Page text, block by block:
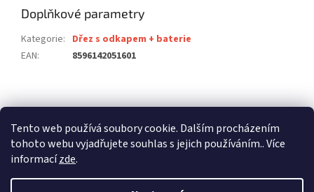
Tento web používá soubory cookie. Dalším procházením
tohoto webu vyjadřujete souhlas s jejich používáním.. Více
informacízde.
Doplňkové parametry
Kategorie: Dřez s odkapem + baterie
EAN: 8596142051601
á
stavební pouzdra SCRIGNO